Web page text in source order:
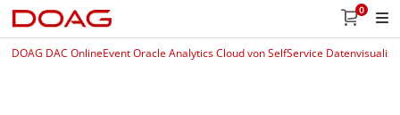
0
DOAG DAC OnlineEvent Oracle Analytics Cloud von SelfService